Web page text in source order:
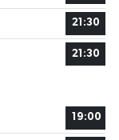
21:30
21:30
19:00